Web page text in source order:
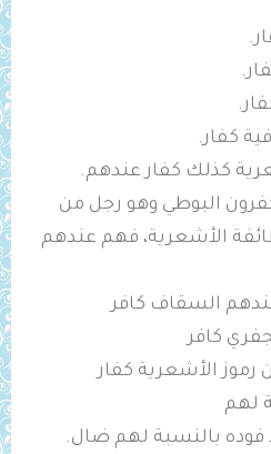
كفار.
كذلك كفار عندهم.
البوطي وهو رجل من
الأشعرية، فهم عندهم
السقاف كافر
كافر
رموز الأشعرية كفار
لهم
بالنسبة لهم ضال.